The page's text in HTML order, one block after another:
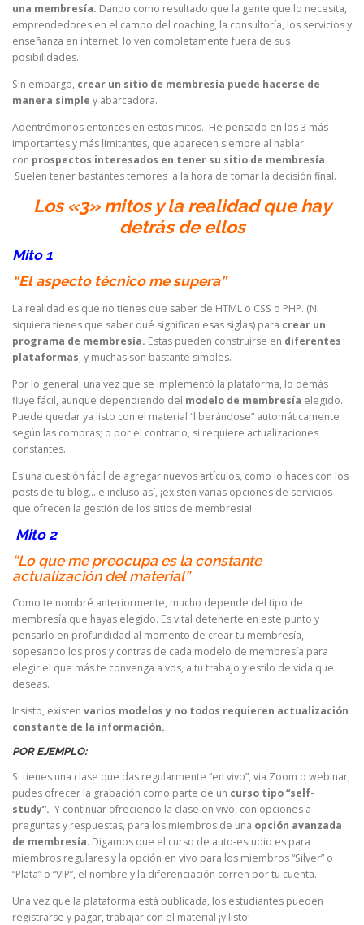
una membresía. Dando como resultado que la gente que lo necesita,
emprendedores en el campo del coaching, la consultoría, los servicios y
enseñanza en internet, lo ven completamente fuera de sus
posibilidades.
Sin embargo, crear un sitio de membresía puede hacerse de
manera simple y abarcadora.
Adentrémonos entonces en estos mitos. He pensado en los 3 más
importantes y más limitantes, que aparecen siempre al hablar
con prospectos interesados en tener su sitio de membresía.
Suelen tener bastantes temores a la hora de tomar la decisión final.
Los «3» mitos y la realidad que hay
detrás de ellos
Mito 1
“El aspecto técnico me supera”
La realidad es que no tienes que saber de HTML o CSS o PHP. (Ni
siquiera tienes que saber qué significan esas siglas) para crear un
programa de membresía. Estas pueden construirse en diferentes
plataformas, y muchas son bastante simples.
Por lo general, una vez que se implementó la plataforma, lo demás
fluye fácil, aunque dependiendo del modelo de membresía elegido.
Puede quedar ya listo con el material “liberándose” automáticamente
según las compras; o por el contrario, si requiere actualizaciones
constantes.
Es una cuestión fácil de agregar nuevos artículos, como lo haces con los
posts de tu blog… e incluso así, ¡existen varias opciones de servicios
que ofrecen la gestión de los sitios de membresia!
Mito 2
“Lo que me preocupa es la constante
actualización del material”
Como te nombré anteriormente, mucho depende del tipo de
membresía que hayas elegido. Es vital detenerte en este punto y
pensarlo en profundidad al momento de crear tu membresía,
sopesando los pros y contras de cada modelo de membresía para
elegir el que más te convenga a vos, a tu trabajo y estilo de vida que
deseas.
Insisto, existen varios modelos y no todos requieren actualización
constante de la información.
POR EJEMPLO:
Si tienes una clase que das regularmente “en vivo”, via Zoom o webinar,
pudes ofrecer la grabación como parte de un curso tipo “self-
study”. Y continuar ofreciendo la clase en vivo, con opciones a
preguntas y respuestas, para los miembros de una opción avanzada
de membresía. Digamos que el curso de auto-estudio es para
miembros regulares y la opción en vivo para los miembros “Silver” o
“Plata” o “VIP”, el nombre y la diferenciación corren por tu cuenta.
Una vez que la plataforma está publicada, los estudiantes pueden
registrarse y pagar, trabajar con el material ¡y listo!